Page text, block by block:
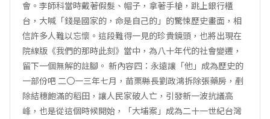
會。李師科當時戴著假髮、帽子，拿著手槍，跳上銀行櫃
台，大喊「錢是國家的，命是自己的」的驚悚歷史畫面，相
信許多人難以忘懷。這段難得一見的珍貴鏡頭，也將出現在
院線版《我們的那時此刻》當中，為八十年代的社會變遷，
留下一個無解的註腳。 新內容四：永遠讓「他」成為歷史的
一部份吧 二〇一三年七月，苗栗縣長劉政鴻拆除張藥房，剷
除結穗飽滿的稻田，讓人民家破人亡，引發新一波抗議高
峰，也是從這個時候開始，「大埔案」成為二十一世紀台灣